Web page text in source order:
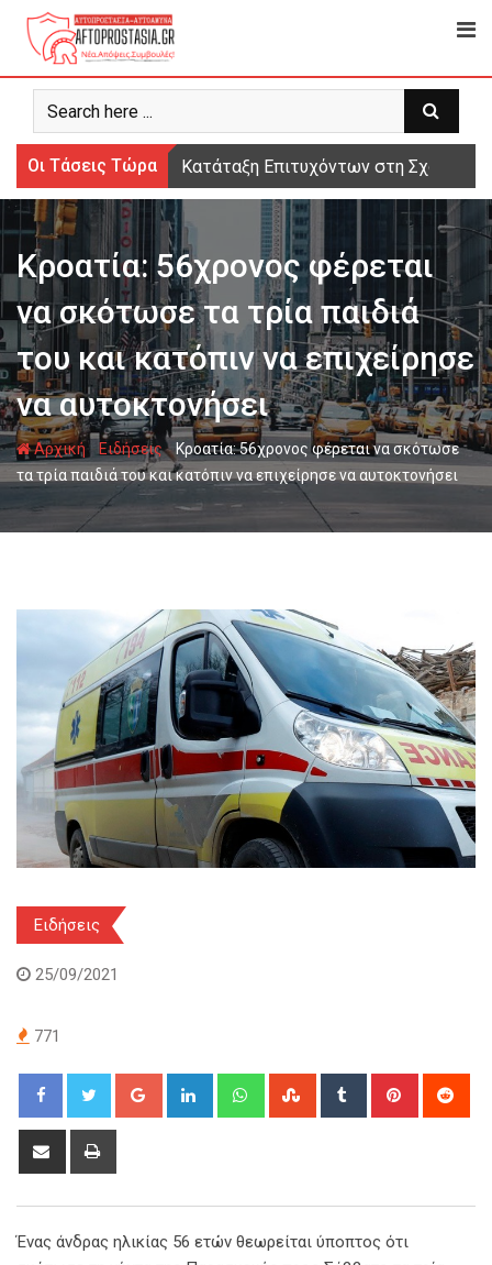
Ψάχνω
για...
Οι Τάσεις Τώρα Κατάταξη Επιτυχόντων στη Σχολή
Κροατία: 56χρονος φέρεται
να σκότωσε τα τρία παιδιά
του και κατόπιν να επιχείρησε
να αυτοκτονήσει
Αρχική-Ειδήσεις- Κροατία: 56χρονος φέρεται να σκότωσε
τα τρία παιδιά του και κατόπιν να επιχείρησε να αυτοκτονήσει
Ειδήσεις
25/09/2021
771
Google+ LinkedIn WhatsappStumbleUpon
Tumblr Pinterest
Share
Ένας άνδρας ηλικίας 56 ετών θεωρείται ύποπτος ότι